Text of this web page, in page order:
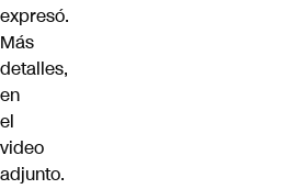
expresó.
Más
detalles,
en
el
video
adjunto.